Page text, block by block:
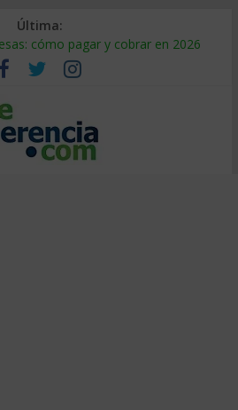
Última:
cómo pagar y cobrar en 2026
es y por qué sale tan caro
cómo auditarla a tiempo
de suministro: qué hacer
UU.: cómo segmentarlo y venderle